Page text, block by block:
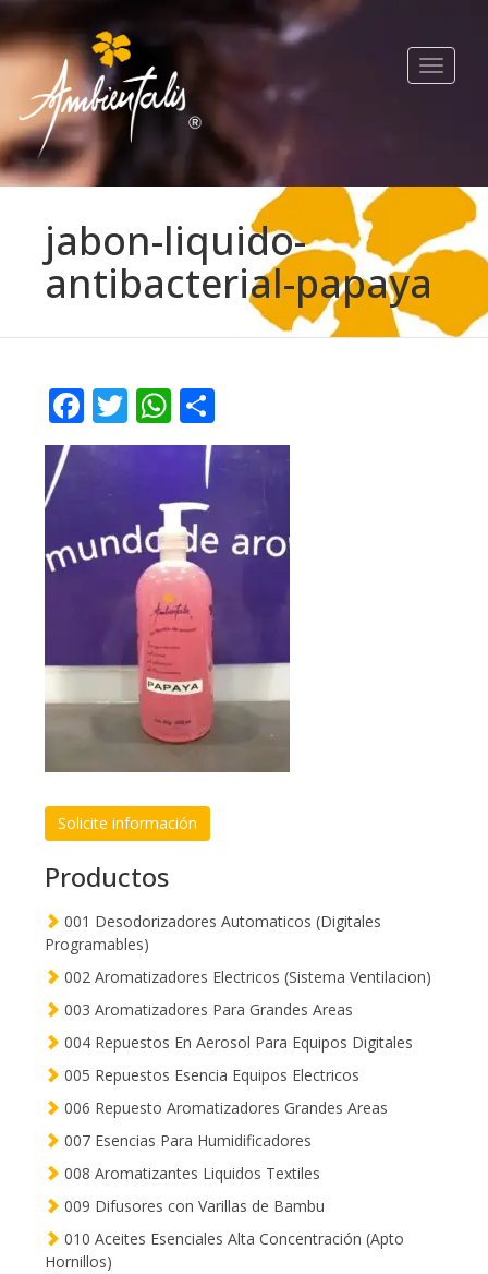
Toggle
jabon-liquido-
antibacterial-papaya
Facebook
TwitterWhatsApp
Solicite información
Productos
001 Desodorizadores Automaticos (Digitales
Programables)
002 Aromatizadores Electricos (Sistema Ventilacion)
003 Aromatizadores Para Grandes Areas
004 Repuestos En Aerosol Para Equipos Digitales
005 Repuestos Esencia Equipos Electricos
006 Repuesto Aromatizadores Grandes Areas
007 Esencias Para Humidificadores
008 Aromatizantes Liquidos Textiles
009 Difusores con Varillas de Bambu
010 Aceites Esenciales Alta Concentración (Apto
Hornillos)